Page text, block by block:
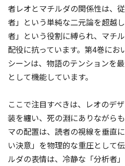
者レオとマチルダの関係性は、
者」という単純な二元論を超越
者」という役割に縛られ、マチ
配役に抗っています。第4巻にお
シーンは、物語のテンションを
として機能しています。
ここで注目すべきは、レオのデ
装を纏い、死の淵にありながら
マの配置は、読者の視線を垂直
い決意」を物理的な重圧として
ルダの表情は、冷静な「分析者